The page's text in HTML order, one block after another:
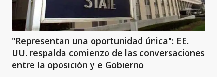
"Representan una oportunidad única": EE.
UU. respalda comienzo de las conversaciones
entre la oposición y e Gobierno